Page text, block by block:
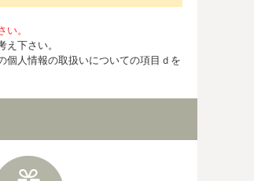
。
下さい。
人情報の取扱いについての項目ｄを